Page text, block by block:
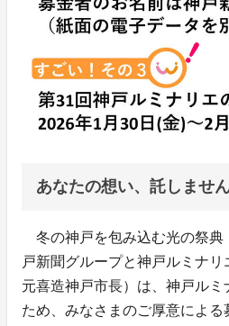
あなたの想い、託しませ
冬の神戸を包み込む光の祭典
戸新聞グループと神戸ルミナリ
元喜造神戸市長）は、神戸ル
ため、みなさまのご厚意によ